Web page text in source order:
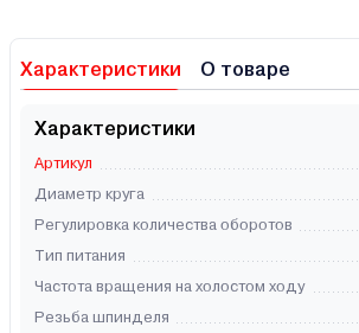
Характеристики О товаре
Характеристики
Артикул
Диаметр круга
Регулировка количества оборотов
Тип питания
Частота вращения на холостом ходу
Резьба шпинделя